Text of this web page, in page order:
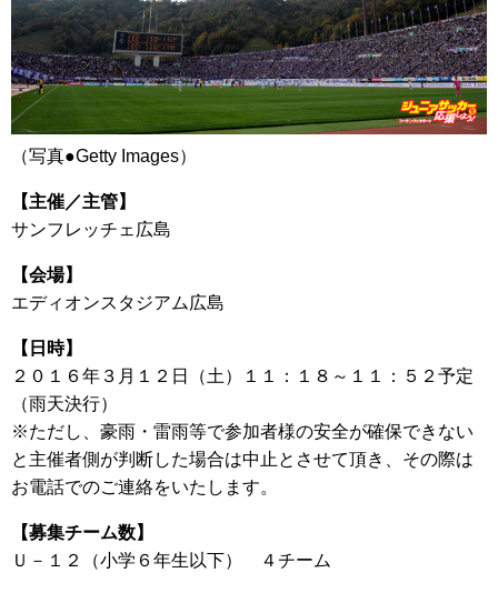
（写真●Getty Images）
【主催／主管】
サンフレッチェ広島
【会場】
エディオンスタジアム広島
【日時】
２０１６年３月１２日（土）１１：１８～１１：５２予定
（雨天決行）
※ただし、豪雨・雷雨等で参加者様の安全が確保できない
と主催者側が判断した場合は中止とさせて頂き、その際は
お電話でのご連絡をいたします。
【募集チーム数】
Ｕ－１２（小学６年生以下） ４チーム